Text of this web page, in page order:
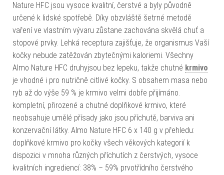
Nature HFC jsou vysoce kvalitní, čerstvé a byly původně
určené k lidské spotřebě. Díky obzvláště šetrné metodě
vaření ve vlastním vývaru zůstane zachována skvělá chuť a
stopové prvky. Lehká receptura zajišťuje, že organismus Vaší
kočky nebude zatěžován zbytečnými kaloriemi. Všechny
Almo Nature HFC druhyjsou bez lepeku, takže chutné krmivo
je vhodné i pro nutričně citlivé kočky. S obsahem masa nebo
ryb až do výše 59 % je krmivo velmi dobře přijímáno.
kompletní, přirozené a chutné doplňkové krmivo, které
neobsahuje umělé přísady jako jsou příchutě, barviva ani
konzervační látky. Almo Nature HFC 6 x 140 g v přehledu:
doplňkové krmivo pro kočky všech věkových kategorií k
dispozici v mnoha různých příchutích z čerstvých, vysoce
kvalitních ingrediencí: 38% – 59% prvotřídního čerstvého